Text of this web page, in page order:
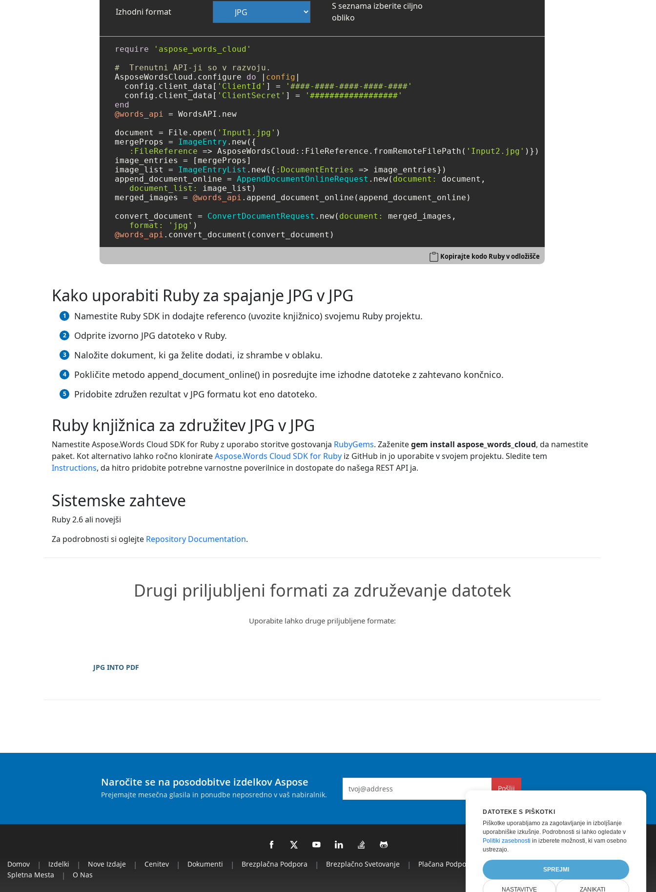
Izhodni format
S seznama izberite ciljno
obliko
require
'aspose_words_cloud'
#  Trenutni API-ji so v razvoju.
AsposeWordsCloud.configure do config
  config.client_data[
'ClientId' ] =
'####-####-####-####-####'
  config.client_data[
'ClientSecret' ] =
'##################'
end
@words_api = WordsAPI.new
document = File.open( 'Input1.jpg' )
mergeProps = ImageEntry .new({
:FileReference => AsposeWordsCloud::FileReference.fromRemoteFilePath( 'Input2.jpg' )})
image_entries = [mergeProps]
image_list = ImageEntryList .new({ :DocumentEntries
=> image_entries})
append_document_online = AppendDocumentOnlineRequest .new( document:
document,
document_list:
image_list)
merged_images = @words_api .append_document_online(append_document_online)
convert_document = ConvertDocumentRequest .new( document:
merged_images,
format:
'jpg'
@words_api
Kopirajte kodo Ruby v odložišče
Kako uporabiti Ruby za spajanje JPG v JPG
Namestite Ruby SDK in dodajte referenco (uvozite knjižnico) svojemu Ruby projektu.
Odprite izvorno JPG datoteko v Ruby.
Naložite dokument, ki ga želite dodati, iz shrambe v oblaku.
Pokličite metodo append_document_online() in posredujte ime izhodne datoteke z zahtevano končnico.
Pridobite združen rezultat v JPG formatu kot eno datoteko.
Ruby knjižnica za združitev JPG v JPG
Namestite Aspose.Words Cloud SDK for Ruby z uporabo storitve gostovanja RubyGems. Zaženitegem install aspose_words_cloud, da namestite
paket. Kot alternativo lahko ročno klonirateAspose.Words Cloud SDK for Ruby iz GitHub in jo uporabite v svojem projektu. Sledite tem
Instructions, da hitro pridobite potrebne varnostne poverilnice in dostopate do našega REST API ja.
Sistemske zahteve
Ruby 2.6 ali novejši
Za podrobnosti si oglejte Repository Documentation.
Drugi priljubljeni formati za združevanje datotek
Uporabite lahko druge priljubljene formate:
JPG INTO PDF
Naročite se na posodobitve izdelkov Aspose
Prejemajte mesečna glasila in ponudbe neposredno v vaš nabiralnik.
Pošlji
Domov | Izdelki | Nove Izdaje | Cenitev | Dokumenti | Brezplačna Podpora | Brezplačno Svetovanje | Plačana Podpora |
Spletna Mesta | O Nas
DATOTEKE S PIŠKOTKI
Piškotke uporabljamo za zagotavljanje in izboljšanje
uporabniške izkušnje. Podrobnosti si lahko ogledate v
Politiki zasebnosti in izberete možnosti, ki vam osebno
ustrezajo.
SPREJMI
NASTAVITVE ZANIKATI